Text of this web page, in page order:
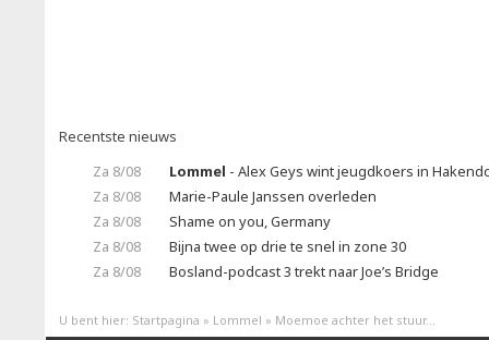
Recentste nieuws
Za 8/08
Lommel - Alex Geys wint jeugdkoers in
Za 8/08
Marie-Paule Janssen overleden
Za 8/08
Shame on you, Germany
Za 8/08
Bijna twee op drie te snel in zone 30
Za 8/08
Bosland-podcast 3 trekt naar Joe’s Bridge
U bent hier: Startpagina » Lommel » Moemoe achter het stuur...